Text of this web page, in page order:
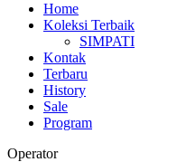
Home
Koleksi Terbaik
SIMPATI
Kontak
Terbaru
History
Sale
Program
Operator